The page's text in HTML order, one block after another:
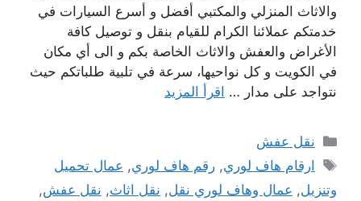
والاثاث المنزلي والمكتبي أفضل و أسرع السيارات في
خدمتكم عملائنا الكرام للقيام بنقل و توصيل كافة
الأغراض والعفش والاثاث الخاصة بكم و الى أي مكان
في الكويت و كل نواحيها، سرعة في تلبية طلباتكم حيث
نتواجد على مدار … اقرأ المزيد
التصنيفات
نقل عفش
الوسوم
ارقام هاف لوري,رقم هاف لوري, عمال تحميل
وتنزيل, عمال وهاف لوري نقل, نقل اثاث, نقل عفش,